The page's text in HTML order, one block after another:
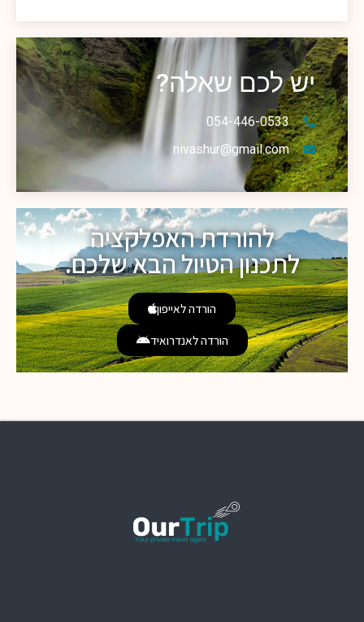
יש לכם שאלה?
054-446-0533
nivashur@gmail.com
להורדת האפלקציה
לתכנון הטיול הבא שלכם.
הורדה לאייפון
הורדה לאנדרואיד